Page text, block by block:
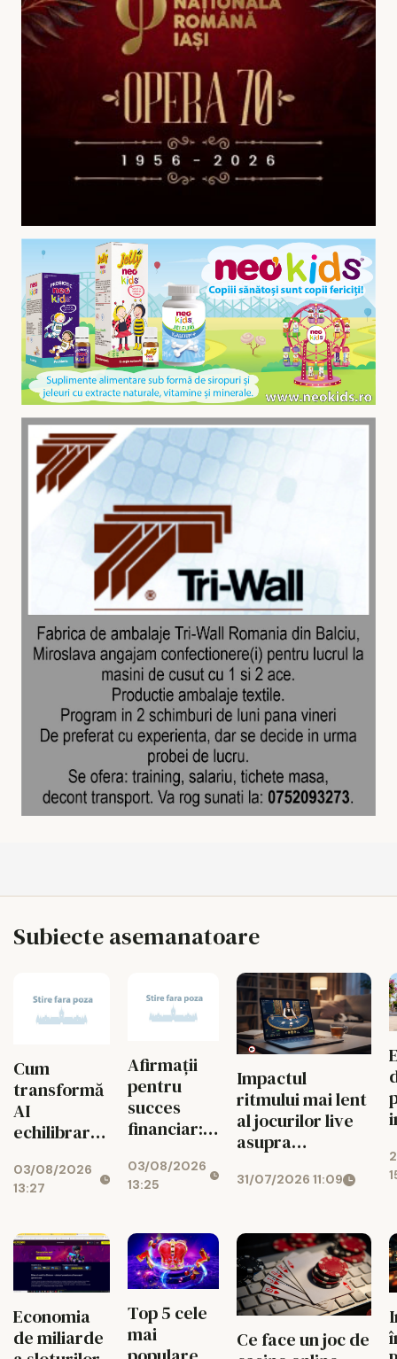
Subiecte asemanatoare
Cum
transformă
AI
echilibrarea
noroc
03/08/2026
13:27
Afirmații
pentru
succes
financiar:
atragi banii
zilnic
03/08/2026
13:25
Impactul
ritmului mai lent
al jocurilor live
asupra
bugetului la
31/07/2026 11:09
Economia
de miliarde
Top 5 cele
mai
Ce face un joc de